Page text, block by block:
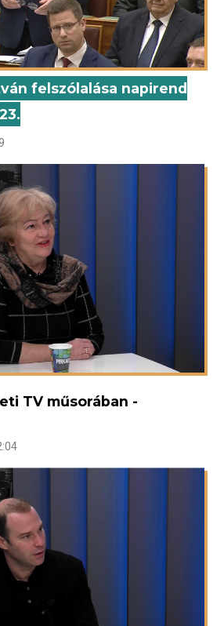
felszólalása napirend
TV műsorában -